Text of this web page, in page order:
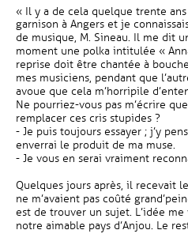
« Il y a de cela quelque trente
garnison à Angers et je
de musique, M. Sineau. Il me dit
moment une polka intitulée «
reprise doit être chantée à
mes musiciens, pendant que
avoue que cela m’horripile
Ne pourriez-vous pas m’écrire
remplacer ces cris stupides ?
- Je puis toujours essayer ; j’y
enverrai le produit de ma muse.
- Je vous en serai vraiment
Quelques jours après, il recevait
ne m’avaient pas coûté
est de trouver un sujet. L’idée
notre aimable pays d’Anjou. Le